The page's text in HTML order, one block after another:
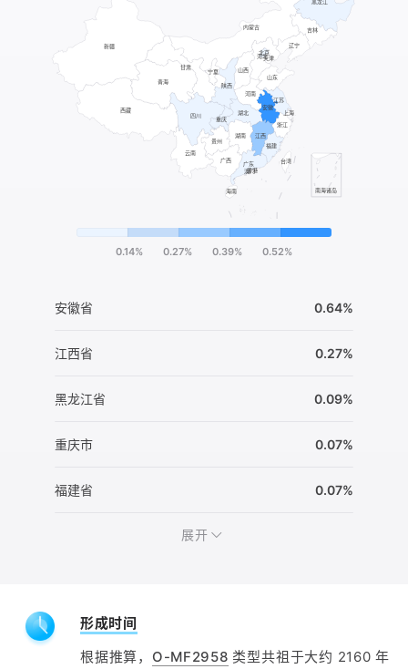
0.14% 0.27% 0.39% 0.52%
安徽省 0.64%
江西省 0.27%
黑龙江省 0.09%
重庆市 0.07%
福建省 0.07%
展开
形成时间
根据推算， O-MF2958 类型共祖于大约 2160 年